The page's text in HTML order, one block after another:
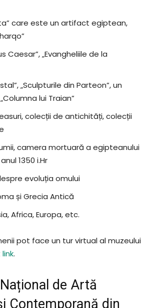
care este un artifact egiptean,
Caesar”, „Evangheliile de la
„Sculpturile din Parteon”, un
lui Traian”
colecții de antichități, colecții
camera mortuară a egipteanului
1350 i.Hr
evoluția omului
și Grecia Antică
Africa, Europa, etc.
pot face un tur virtual al muzeului
link.
de Artă
Contemporană din